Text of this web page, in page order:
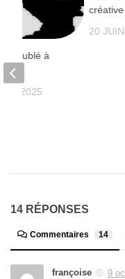
20
meublé à
2025
14 RÉPONSES
Commentaires 14
françoise
9